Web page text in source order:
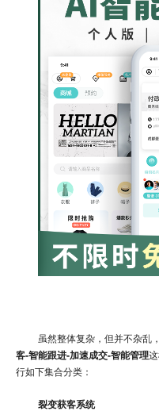
虽然整体复杂，但并不杂乱
客-智能跟进-加速成交-智能管理
行如下集合分类：
裂变获客系统